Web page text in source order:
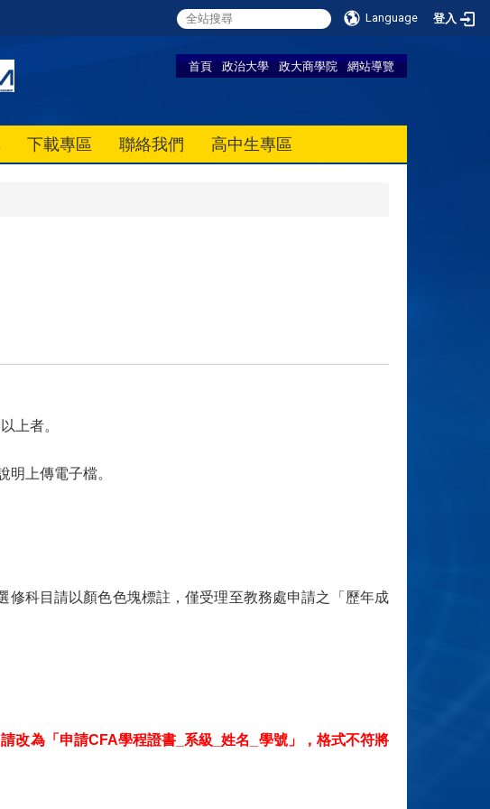
Language 登入
首頁 政治大學 政大商學院 網站導覽
下載專區 聯絡我們 高中生專區
上者。
明上傳電子檔。
科目請以顏色色塊標註，僅受理至教務處申請之「歷年成
改為「申請CFA學程證書_系級_姓名_學號」，格式不符將